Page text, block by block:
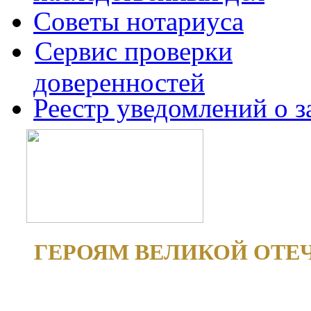
Советы нотариуса
Сервис проверки
доверенностей
Реестр уведомлений о
ГЕРОЯМ ВЕЛИКОЙ